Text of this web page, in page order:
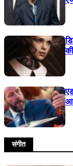
संगीत